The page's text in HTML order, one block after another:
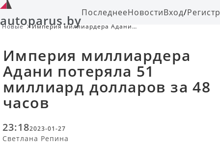
autoparus.byПоследнееНовостиВход/
Новые
Империя миллиардера Адани
Империя миллиардера
Адани потеряла 51
миллиард долларов за 48
часов
23:182023-01-27
Светлана Репина